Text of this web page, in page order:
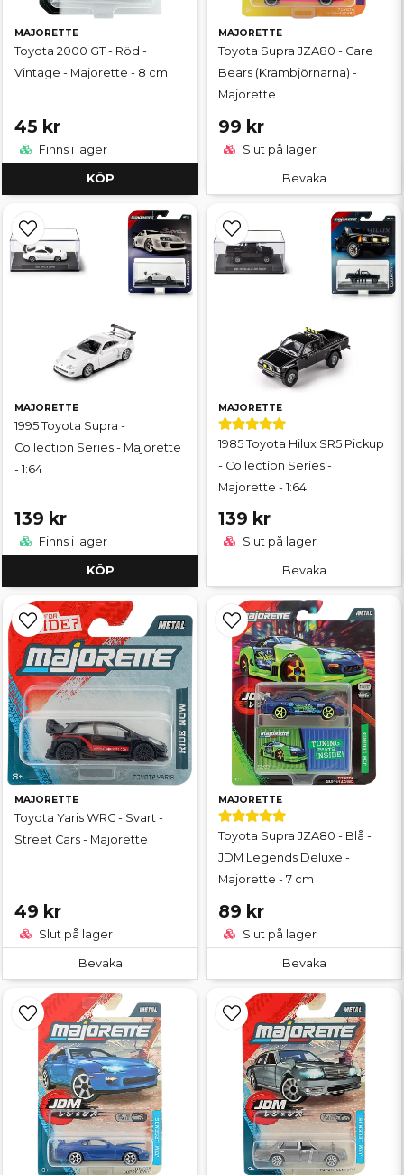
MAJORETTE
Toyota 2000 GT - Röd -
Vintage - Majorette - 8 cm
45 kr
Finns i lager
KÖP
MAJORETTE
Toyota Supra JZA80 - Care
Bears (Krambjörnarna) -
Majorette
99 kr
Slut på lager
Bevaka
MAJORETTE
1995 Toyota Supra -
Collection Series - Majorette
- 1:64
139 kr
Finns i lager
KÖP
MAJORETTE
1985 Toyota Hilux SR5 Pickup
- Collection Series -
Majorette - 1:64
139 kr
Slut på lager
Bevaka
MAJORETTE
Toyota Yaris WRC - Svart -
Street Cars - Majorette
49 kr
Slut på lager
Bevaka
MAJORETTE
Toyota Supra JZA80 - Blå -
JDM Legends Deluxe -
Majorette - 7 cm
89 kr
Slut på lager
Bevaka